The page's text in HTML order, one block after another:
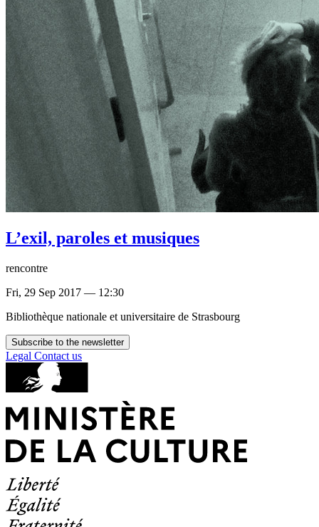
L’exil, paroles et musiques
rencontre
Fri, 29 Sep 2017 — 12:30
Bibliothèque nationale et universitaire de Strasbourg
Subscribe to the newsletter
Legal Contact us